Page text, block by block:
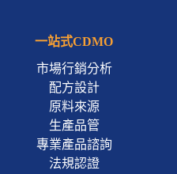
一站式CDMO
市場行銷分析
配方設計
原料來源
生產品管
專業產品諮詢
法規認證